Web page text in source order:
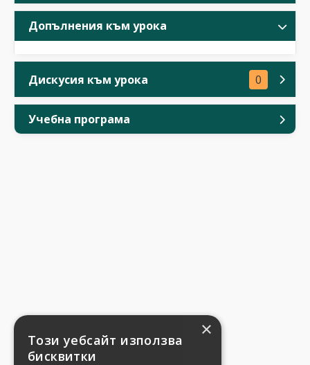
Допълнения към урока
Дискусия към урока 0
Учебна програма
×
Този уебсайт използва
бисквитки